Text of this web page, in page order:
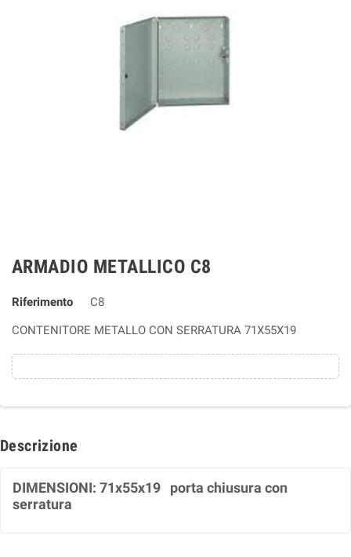
ARMADIO METALLICO C8
Riferimento
C8
CONTENITORE METALLO CON SERRATURA 71X55X19
Descrizione
DIMENSIONI: 71x55x19 porta chiusura con
serratura